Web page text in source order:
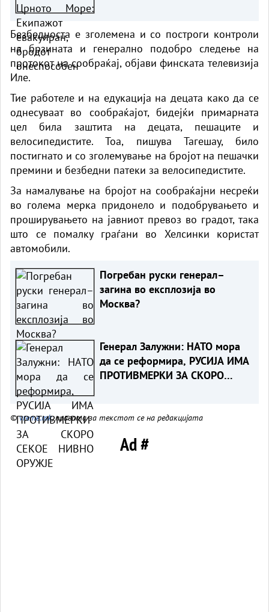
Безбедноста е зголемена и со построги контроли
на брзината и генерално подобро следење на
протокот на сообраќај, објави финската телевизија
Иле.
Тие работеле и на едукација на децата како да се
однесуваат во сообраќајот, бидејќи примарната
цел била заштита на децата, пешаците и
велосипедистите. Тоа, пишува Тагешау, било
постигнато и со зголемување на бројот на пешачки
премини и безбедни патеки за велосипедистите.
За намалување на бројот на сообраќајни несреќи
во голема мерка придонело и подобрувањето и
проширувањето на јавниот превоз во градот, така
што се помалку граѓани во Хелсинки користат
автомобили.
Погребан руски генерал–
загина во експлозија во
Москва?
Генерал Залужни: НАТО мора
да се реформира, РУСИЈА ИМА
ПРОТИВМЕРКИ ЗА СКОРО
©vreme.mk, правата за текстот се на редакцијата
Ad #